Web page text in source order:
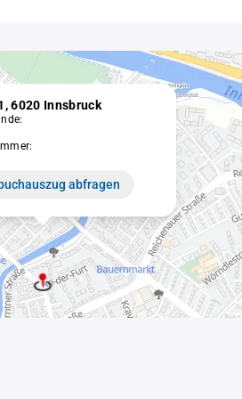
6020 Innsbruck
abfragen